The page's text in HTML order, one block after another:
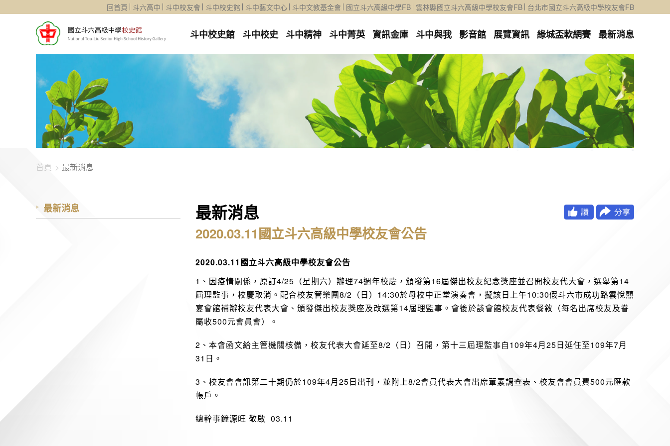
回首頁 斗六高中 斗中校友會 斗中校史館 斗中藝文中心 斗中文教基金會 國立斗六高級中學FB 雲林縣國立斗六高級中學校友會FB 台北市國立斗六高級中學校友會FB
斗中校史館 斗中校史 斗中精神 斗中菁英 資訊金庫 斗中與我 影音館 展覽資訊 綠城盃軟網賽 最新消息
首頁 最新消息
最新消息 最新消息
2020.03.11國立斗六高級中學校友會公告
2020.03.11國立斗六高級中學校友會公告
1、因疫情關係，原訂4/25（星期六）辦理74週年校慶，頒發第16屆傑出校友紀念獎座並召開校友代大會，選舉第14
屆理監事，校慶取消。配合校友管樂團8/2（日）14:30於母校中正堂演奏會，擬該日上午10:30假斗六市成功路雲悅囍
宴會館補辦校友代表大會、頒發傑出校友獎座及改選第14屆理監事。會後於該會館校友代表餐敘（每名出席校友及眷
屬收500元會員會）。
2、本會函文給主管機關核備，校友代表大會延至8/2（日）召開，第十三屆理監事自109年4月25日延任至109年7月
31日。
3、校友會會訊第二十期仍於109年4月25日出刊，並附上8/2會員代表大會出席葷素調查表、校友會會員費500元匯款
帳戶。
總幹事鐘源旺 敬啟 03.11